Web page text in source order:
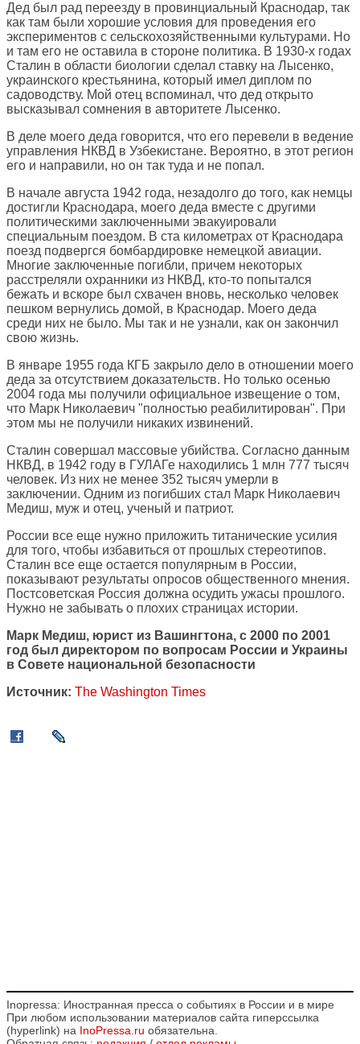
Дед был рад переезду в провинциальный Краснодар, так
как там были хорошие условия для проведения его
экспериментов с сельскохозяйственными культурами. Но
и там его не оставила в стороне политика. В 1930-х годах
Сталин в области биологии сделал ставку на Лысенко,
украинского крестьянина, который имел диплом по
садоводству. Мой отец вспоминал, что дед открыто
высказывал сомнения в авторитете Лысенко.
В деле моего деда говорится, что его перевели в ведение
управления НКВД в Узбекистане. Вероятно, в этот регион
его и направили, но он так туда и не попал.
В начале августа 1942 года, незадолго до того, как немцы
достигли Краснодара, моего деда вместе с другими
политическими заключенными эвакуировали
специальным поездом. В ста километрах от Краснодара
поезд подвергся бомбардировке немецкой авиации.
Многие заключенные погибли, причем некоторых
расстреляли охранники из НКВД, кто-то попытался
бежать и вскоре был схвачен вновь, несколько человек
пешком вернулись домой, в Краснодар. Моего деда
среди них не было. Мы так и не узнали, как он закончил
свою жизнь.
В январе 1955 года КГБ закрыло дело в отношении моего
деда за отсутствием доказательств. Но только осенью
2004 года мы получили официальное извещение о том,
что Марк Николаевич "полностью реабилитирован". При
этом мы не получили никаких извинений.
Сталин совершал массовые убийства. Согласно данным
НКВД, в 1942 году в ГУЛАГе находились 1 млн 777 тысяч
человек. Из них не менее 352 тысяч умерли в
заключении. Одним из погибших стал Марк Николаевич
Медиш, муж и отец, ученый и патриот.
России все еще нужно приложить титанические усилия
для того, чтобы избавиться от прошлых стереотипов.
Сталин все еще остается популярным в России,
показывают результаты опросов общественного мнения.
Постсоветская Россия должна осудить ужасы прошлого.
Нужно не забывать о плохих страницах истории.
Марк Медиш, юрист из Вашингтона, с 2000 по 2001
год был директором по вопросам России и Украины
в Совете национальной безопасности
Источник: The Washington Times
Inopressa: Иностранная пресса о событиях в России и в мире
При любом использовании материалов сайта гиперссылка
(hyperlink) на InoPressa.ru обязательна.